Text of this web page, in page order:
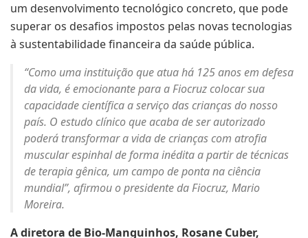
um desenvolvimento tecnológico concreto, que pode
superar os desafios impostos pelas novas tecnologias
à sustentabilidade financeira da saúde pública.
“Como uma instituição que atua há 125 anos em defesa
da vida, é emocionante para a Fiocruz colocar sua
capacidade científica a serviço das crianças do nosso
país. O estudo clínico que acaba de ser autorizado
poderá transformar a vida de crianças com atrofia
muscular espinhal de forma inédita a partir de técnicas
de terapia gênica, um campo de ponta na ciência
mundial”, afirmou o presidente da Fiocruz, Mario
Moreira.
A diretora de Bio-Manguinhos, Rosane Cuber,